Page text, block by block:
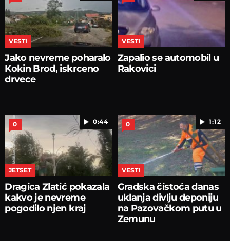
VESTI
Jako nevreme poharalo
Kokin Brod, iskrceno
drvece
VESTI
Zapalio se automobil u
Rakovici
0:44
0
JETSET
Dragica Zlatić pokazala
kakvo je nevreme
pogodilo njen kraj
1:12
0
VESTI
Gradska čistoća danas
uklanja divlju deponiju
na Pazovačkom putu u
Zemunu